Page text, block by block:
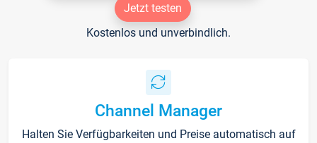
Jetzt testen
Kostenlos und unverbindlich.
Channel Manager
Halten Sie Verfügbarkeiten und Preise automatisch auf